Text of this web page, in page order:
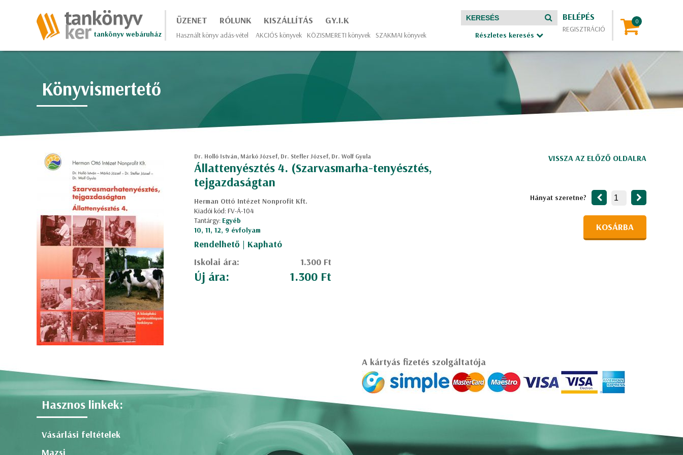
tankönyv webáruház
ÜZENET RÓLUNK KISZÁLLÍTÁS GY.I.K
Használt könyv adás-vétel AKCIÓS könyvek KÖZISMERETI könyvek SZAKMAI könyvek Részletes keresés
BELÉPÉS
REGISZTRÁCIÓ
Könyvismertető
Dr. Holló István, Márkó József, Dr. Stefler József, Dr. Wolf Gyula
Állattenyésztés 4. (Szarvasmarha-tenyésztés,
tejgazdaságtan
Herman Ottó Intézet Nonprofit Kft.
Kiadói kód: FV-Á-104
Tantárgy: Egyéb
10, 11, 12, 9 évfolyam
Rendelhető | Kapható
Iskolai ára:
1.300 Ft
Új ára: 1.300 Ft
VISSZA AZ ELŐZŐ OLDALRA
Hányat szeretne?
KOSÁRBA
A kártyás fizetés szolgáltatója
Hasznos linkek:
Vásárlási feltételek
Mazsi